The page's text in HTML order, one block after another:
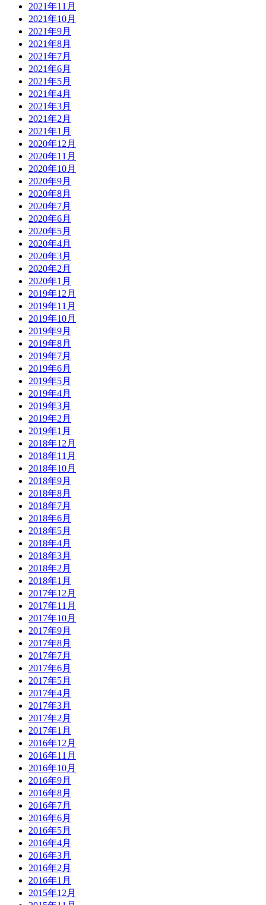
2021年11月
2021年10月
2021年9月
2021年8月
2021年7月
2021年6月
2021年5月
2021年4月
2021年3月
2021年2月
2021年1月
2020年12月
2020年11月
2020年10月
2020年9月
2020年8月
2020年7月
2020年6月
2020年5月
2020年4月
2020年3月
2020年2月
2020年1月
2019年12月
2019年11月
2019年10月
2019年9月
2019年8月
2019年7月
2019年6月
2019年5月
2019年4月
2019年3月
2019年2月
2019年1月
2018年12月
2018年11月
2018年10月
2018年9月
2018年8月
2018年7月
2018年6月
2018年5月
2018年4月
2018年3月
2018年2月
2018年1月
2017年12月
2017年11月
2017年10月
2017年9月
2017年8月
2017年7月
2017年6月
2017年5月
2017年4月
2017年3月
2017年2月
2017年1月
2016年12月
2016年11月
2016年10月
2016年9月
2016年8月
2016年7月
2016年6月
2016年5月
2016年4月
2016年3月
2016年2月
2016年1月
2015年12月